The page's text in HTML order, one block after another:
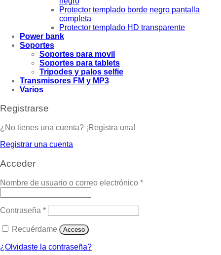
Protector templado borde negro pantalla
completa
Protector templado HD transparente
Power bank
Soportes
Soportes para movil
Soportes para tablets
Tripodes y palos selfie
Transmisores FM y MP3
Varios
Registrarse
¿No tienes una cuenta? ¡Registra una!
Registrar una cuenta
Acceder
Nombre de usuario o correo electrónico *
Contraseña *
Recuérdame Acceso
¿Olvidaste la contraseña?